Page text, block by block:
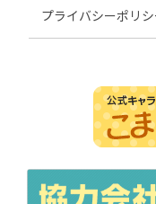
プライバシーポリ